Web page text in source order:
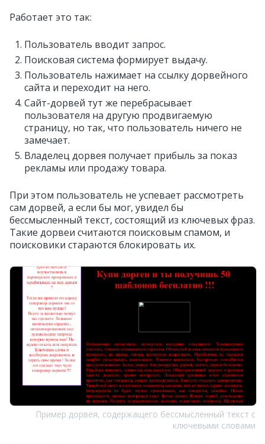
Работает это так:
Пользователь вводит запрос.
Поисковая система формирует выдачу.
Пользователь нажимает на ссылку дорвейного
сайта и переходит на него.
Сайт-дорвей тут же перебрасывает
пользователя на другую продвигаемую
страницу, но так, что пользователь ничего не
замечает.
Владелец дорвея получает прибыль за показ
рекламы или продажу товара.
При этом пользователь не успевает рассмотреть
сам дорвей, а если бы мог, увидел бы
бессмысленный текст, состоящий из ключевых фраз.
Такие дорвеи считаются поисковым спамом, и
поисковики стараются блокировать их.
Пример дорвея, содержащего бессмысленный текст с
ключевыми словами